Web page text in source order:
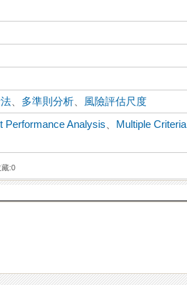
多準則分析
風險評估尺度
Performance Analysis
Multiple Criteria
藏:0